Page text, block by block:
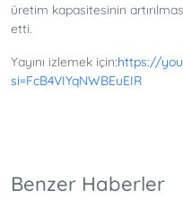
üretim kapasitesinin
etti.
Yayını izlemek için:https://
si=FcB4VIYqNWBEuEIR
Benzer Haberler